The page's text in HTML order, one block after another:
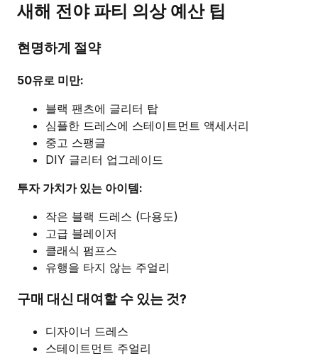
새해 전야 파티 의상 예산 팁
현명하게 절약
50유로 미만:
블랙 팬츠에 글리터 탑
심플한 드레스에 스테이트먼트 액세서리
중고 스팽글
DIY 글리터 업그레이드
투자 가치가 있는 아이템:
작은 블랙 드레스 (다용도)
고급 블레이저
클래식 펌프스
유행을 타지 않는 주얼리
구매 대신 대여할 수 있는 것?
디자이너 드레스
스테이트먼트 주얼리